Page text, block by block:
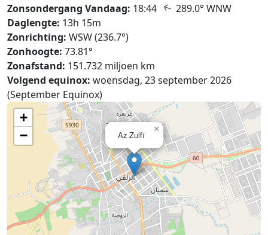
Zonsondergang Vandaag: 18:44 ↑ 289.0° WNW
Daglengte: 13h 15m
Zonrichting: WSW (236.7°)
Zonhoogte: 73.81°
Zonafstand: 151.732 miljoen km
Volgend equinox: woensdag, 23 september 2026
(September Equinox)
Az Zulfī
×
+
−